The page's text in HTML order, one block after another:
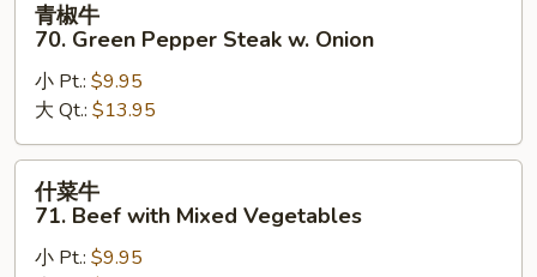
70.
Green
Pepper
Steak
Onion
青椒牛
70. Green Pepper Steak w. Onion
小 Pt.: $9.95
大 Qt.: $13.95
71.
什菜牛
71. Beef with Mixed Vegetables
小 Pt.: $9.95